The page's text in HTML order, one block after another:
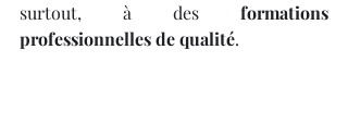
surtout, à des formations
professionnelles de qualité.